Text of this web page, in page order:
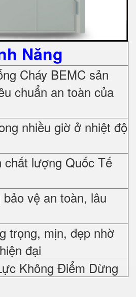
Năng
Cháy BEMC sản
chuẩn an toàn của
nhiều giờ ở nhiệt độ
lượng Quốc Tế
vệ an toàn, lâu
trọng, mịn, đẹp nhờ
đại
Không Điểm Dừng